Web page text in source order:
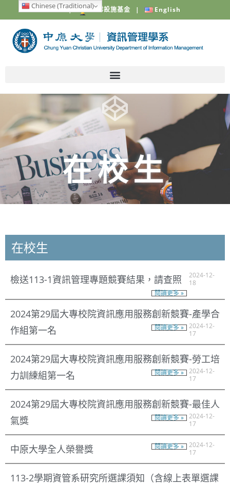
中原大學 | 電梯設施基金 | English
在校生
在校生
檢送113-1資訊管理專題競賽結果，請查照
2024-12-
18
閱讀更多 »
2024第29屆大專校院資訊應用服務創新競賽-產學合
作組第一名
2024-12-
17
閱讀更多 »
2024第29屆大專校院資訊應用服務創新競賽-勞工培
力訓練組第一名
2024-12-
17
閱讀更多 »
2024第29屆大專校院資訊應用服務創新競賽-最佳人
氣獎
2024-12-
17
閱讀更多 »
中原大學全人榮譽獎
2024-12-
17
閱讀更多 »
113-2學期資管系研究所選課須知（含線上表單選課
Chinese (Traditional)